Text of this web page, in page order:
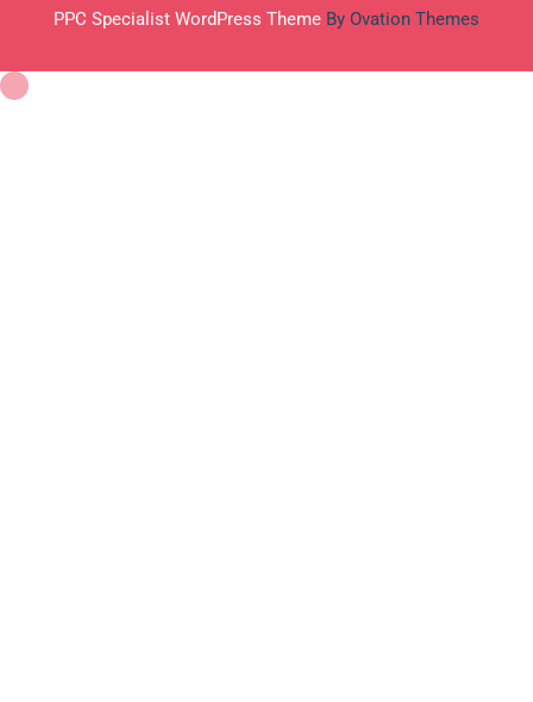
PPC Specialist WordPress Theme By Ovation Themes